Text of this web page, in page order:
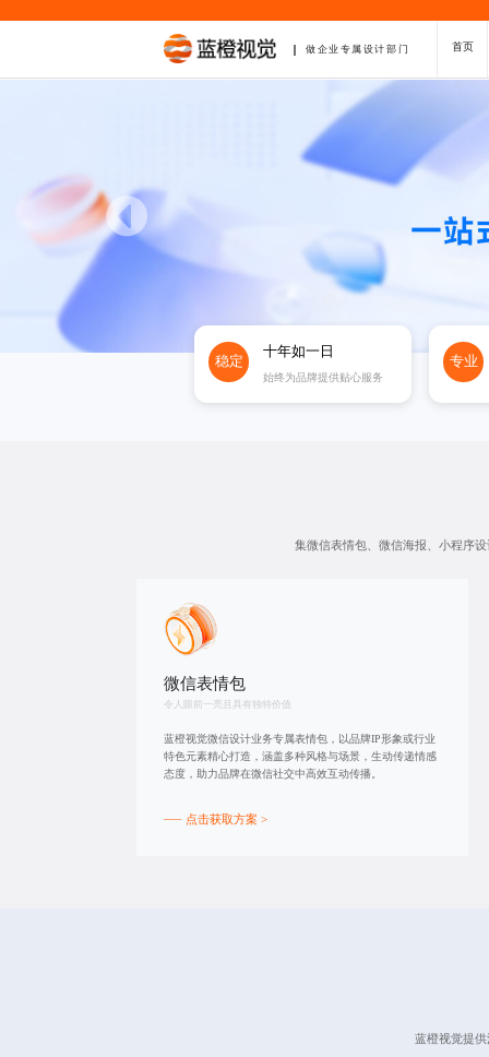
做企业专属设计部门 首页
稳定
十年如一日
始终为品牌提供贴心服务
专业
集微信表情包、微信海报、小程序
微信表情包
令人眼前一亮且具有独特价值
蓝橙视觉微信设计业务专属表情包，以品牌IP形象或行业
特色元素精心打造，涵盖多种风格与场景，生动传递情感
态度，助力品牌在微信社交中高效互动传播。
点击获取方案 >
蓝橙视觉提